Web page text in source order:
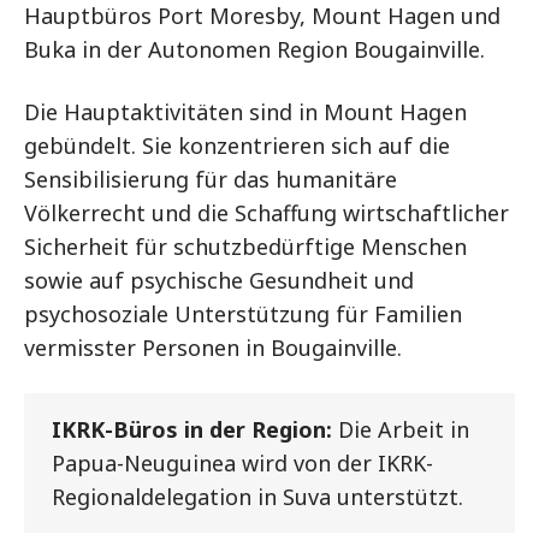
Hauptbüros Port Moresby, Mount Hagen und
Buka in der Autonomen Region Bougainville.
Die Hauptaktivitäten sind in Mount Hagen
gebündelt. Sie konzentrieren sich auf die
Sensibilisierung für das humanitäre
Völkerrecht und die Schaffung wirtschaftlicher
Sicherheit für schutzbedürftige Menschen
sowie auf psychische Gesundheit und
psychosoziale Unterstützung für Familien
vermisster Personen in Bougainville.
IKRK-Büros in der Region: Die Arbeit in
Papua-Neuguinea wird von der IKRK-
Regionaldelegation in Suva unterstützt.